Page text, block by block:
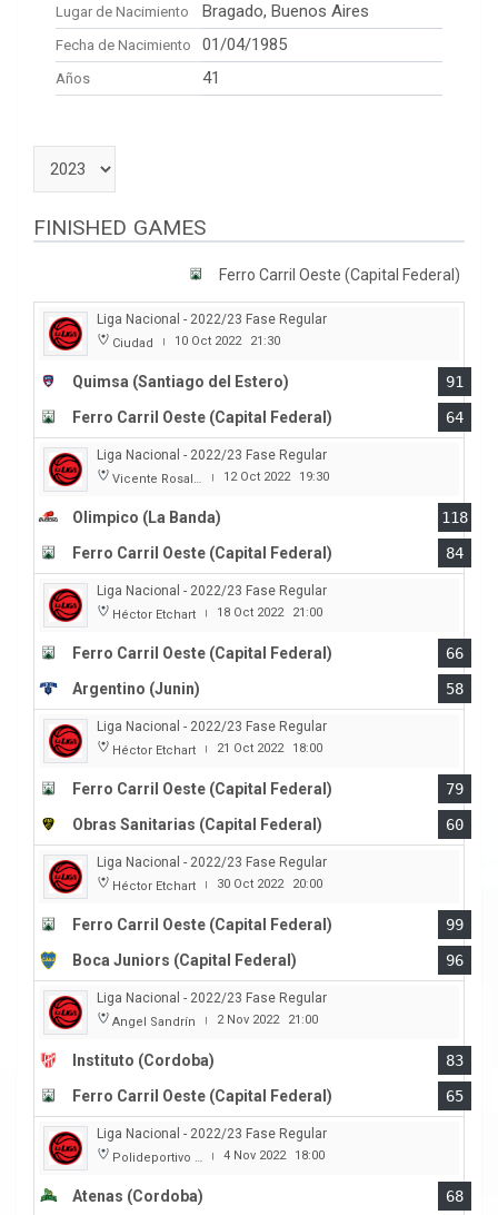
Lugar de Nacimiento Bragado, Buenos Aires
Fecha de Nacimiento 01/04/1985
Años 41
FINISHED GAMES
Ferro Carril Oeste (Capital Federal)
Liga Nacional - 2022/23 Fase Regular
Ciudad | 10 Oct 2022 21:30
Quimsa (Santiago del Estero)
91
Ferro Carril Oeste (Capital Federal)
64
Liga Nacional - 2022/23 Fase Regular
Vicente Rosales | 12 Oct 2022 19:30
Olimpico (La Banda)
118
Ferro Carril Oeste (Capital Federal)
84
Liga Nacional - 2022/23 Fase Regular
Héctor Etchart | 18 Oct 2022 21:00
Ferro Carril Oeste (Capital Federal)
66
Argentino (Junin)
58
Liga Nacional - 2022/23 Fase Regular
Héctor Etchart | 21 Oct 2022 18:00
Ferro Carril Oeste (Capital Federal)
79
Obras Sanitarias (Capital Federal)
60
Liga Nacional - 2022/23 Fase Regular
Héctor Etchart | 30 Oct 2022 20:00
Ferro Carril Oeste (Capital Federal)
99
Boca Juniors (Capital Federal)
96
Liga Nacional - 2022/23 Fase Regular
Angel Sandrín | 2 Nov 2022 21:00
Instituto (Cordoba)
83
Ferro Carril Oeste (Capital Federal)
65
Liga Nacional - 2022/23 Fase Regular
Polideportivo Carlos Cerutti | 4 Nov 2022 18:00
Atenas (Cordoba)
68